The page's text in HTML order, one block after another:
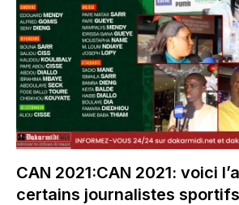
CAN 2021:CAN 2021: voici
certains journalistes